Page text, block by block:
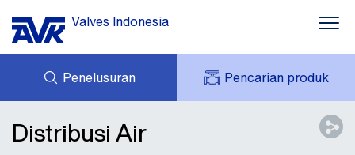
Valves Indonesia
Penelusuran Pencarian produk
TENTANG AVK
BERITA
Distribusi Air